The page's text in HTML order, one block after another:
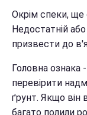
Окрім спеки,
Недостатній
призвести до
Головна ознака
перевірити
ґрунт. Якщо він
багато полили